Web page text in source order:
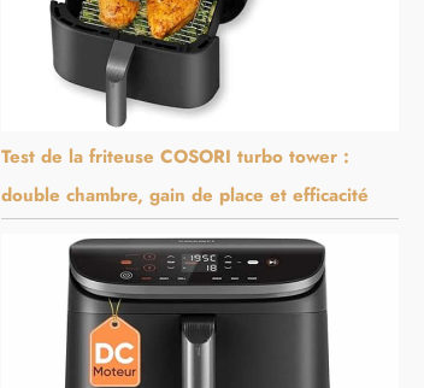
Test de la friteuse COSORI turbo tower :
double chambre, gain de place et efficacité